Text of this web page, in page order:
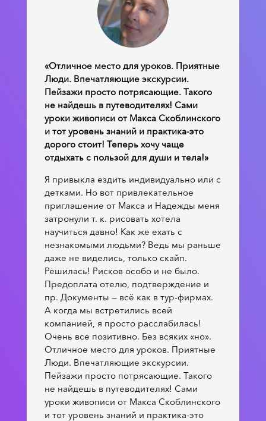
«Отличное место для уроков. Приятные
Люди. Впечатляющие экскурсии.
Пейзажи просто потрясающие. Такого
не найдешь в путеводителях! Сами
уроки живописи от Макса Скоблинского
и тот уровень знаний и практика-это
дорого стоит! Теперь хочу чаще
отдыхать с пользой для души и тела!»
Я привыкла ездить индивидуально или с
детками. Но вот привлекательное
приглашение от Макса и Надежды меня
затронули т. к. рисовать хотела
научиться давно! Как же ехать с
незнакомыми людьми? Ведь мы раньше
даже не виделись, только скайп.
Решилась! Рисков особо и не было.
Предоплата отелю, подтверждение и
пр. Документы — всё как в тур-фирмах.
А когда мы встретились всей
компанией, я просто расслабилась!
Очень все позитивно. Без всяких «но».
Отличное место для уроков. Приятные
Люди. Впечатляющие экскурсии.
Пейзажи просто потрясающие. Такого
не найдешь в путеводителях! Сами
уроки живописи от Макса Скоблинского
и тот уровень знаний и практика-это